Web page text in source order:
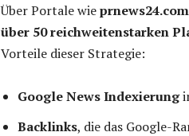
Über Portale wieprnews24.com
über 50 reichweitenstarken
Vorteile dieser Strategie:
Google News Indexierung
Backlinks, die das Google-